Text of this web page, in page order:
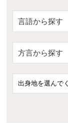
言語から探す
方言から探す